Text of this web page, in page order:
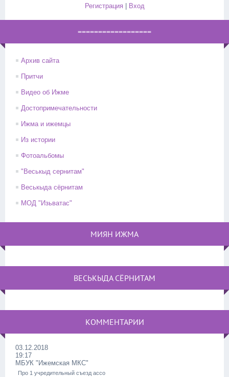
Регистрация| Вход
==================
Архив сайта
Притчи
Видео об Ижме
Достопримечательности
Ижма и ижемцы
Из истории
Фотоальбомы
"Веськыд сернитам"
Веськыда сёрнитам
МОД "Изьватас"
МИЯН ИЖМА
ВЕСЬКЫДА СЁРНИТАМ
КОММЕНТАРИИ
03.12.2018
19:17
МБУК "Ижемская МКС"
Про 1 учредительный съезд ассо